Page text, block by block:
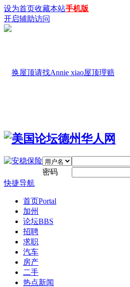
设为首页收藏本站手机版
开启辅助访问
密码
快捷导航
首页Portal
加州
论坛BBS
招聘
求职
汽车
房产
二手
热点新闻